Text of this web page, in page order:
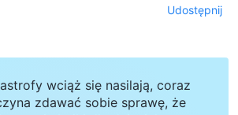
Udostępnij
wciąż się nasilają, coraz
zdawać sobie sprawę, że